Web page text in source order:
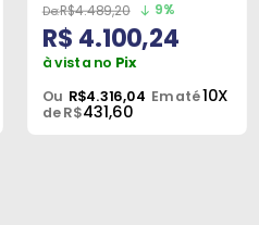
R$4.489,20 9%
R$ 4.100,24
à vista no Pix
Ou R$4.316,04 Em até10X
de R$431,60